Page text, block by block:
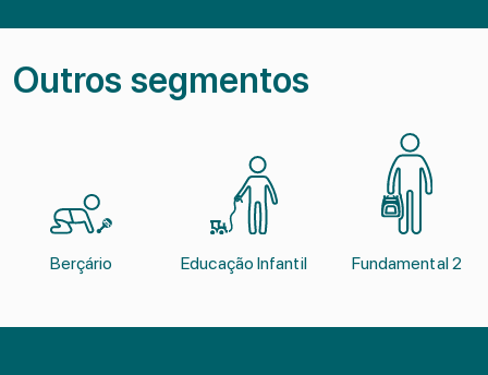
Outros segmentos
Berçário Educação Infantil Fundamental 2